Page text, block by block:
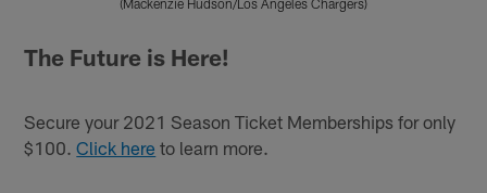
(Mackenzie Hudson/Los Angeles Chargers)
The Future is Here!
Secure your 2021 Season Ticket Memberships for only
$100.Click here to learn more.